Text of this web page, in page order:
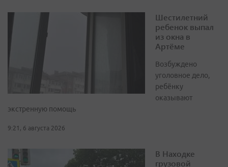
Шестилетний
ребенок выпал
из окна в
Артёме
Возбуждено
уголовное дело,
ребёнку
оказывают
экстренную помощь
9:21, 6 августа 2026
В Находке
грузовой